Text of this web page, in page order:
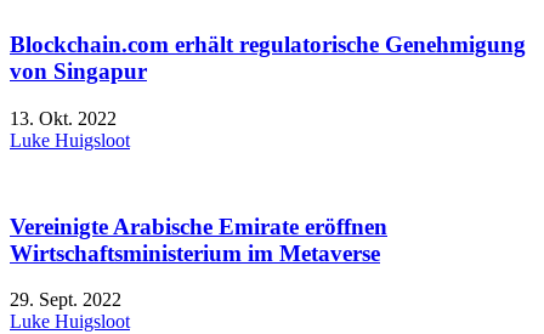
Blockchain.com erhält regulatorische Genehmigung
von Singapur
13. Okt. 2022
Luke Huigsloot
Vereinigte Arabische Emirate eröffnen
Wirtschaftsministerium im Metaverse
29. Sept. 2022
Luke Huigsloot